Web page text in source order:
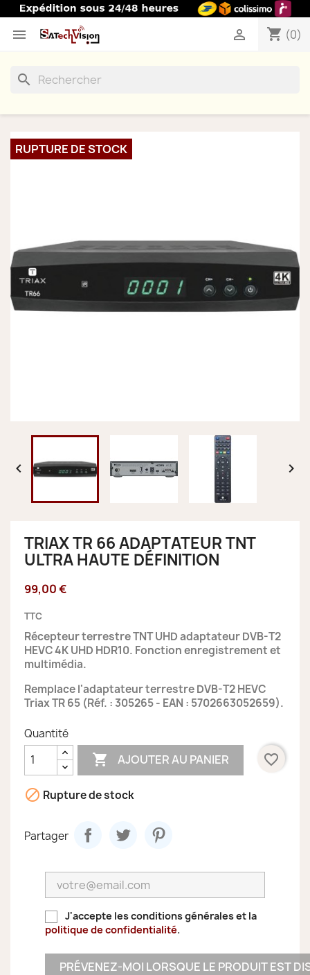
 shopping_cart (0)

search
RUPTURE DE STOCK
 
TRIAX TR 66 ADAPTATEUR TNT
ULTRA HAUTE DÉFINITION
99,00 €
TTC
Récepteur terrestre TNT UHD adaptateur DVB-T2
HEVC 4K UHD HDR10. Fonction enregistrement et
multimédia.
Remplacel'adaptateur terrestre DVB-T2 HEVC
Triax TR 65 (Réf. :305265 - EAN : 5702663052659).
Quantité
 AJOUTER AU PANIER favorite_border
 Rupture de stock
Partager
J'accepte les conditions générales et la
politique de confidentialité.
PRÉVENEZ-MOI LORSQUE LE PRODUIT EST